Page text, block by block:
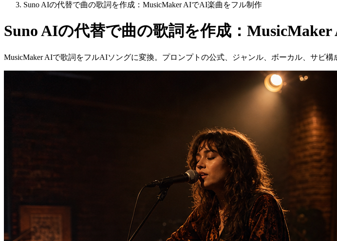
Suno AIの代替で曲の歌詞を作成：MusicMaker AIでAI楽曲をフル制作
Suno AIの代替で曲の歌詞を作成：
MusicMaker AIで歌詞をフルAIソングに変換。プロンプトの公式、ジャンル、ボーカル、サビ